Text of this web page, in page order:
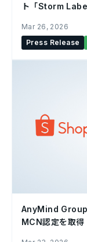
ト「Storm
Mar 26, 2026
Press Release
AnyMind Group
MCN認定を取得